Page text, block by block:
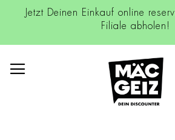
Jetzt Deinen Einkauf online
Filiale abholen!